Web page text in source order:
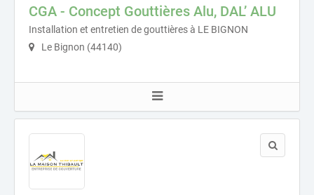
CGA - Concept Gouttières Alu, DAL’ ALU
Installation et entretien de gouttières à LE BIGNON
Le Bignon (44140)